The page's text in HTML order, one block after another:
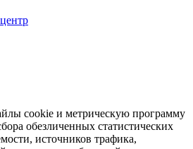
cookie и метрическую программу
обезличенных статистических
источников трафика,